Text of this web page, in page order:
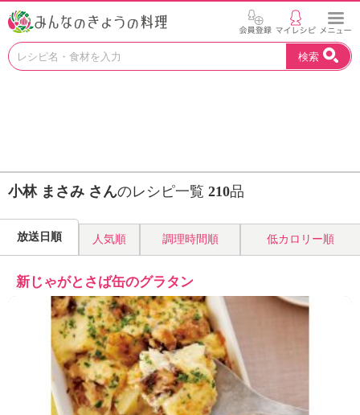
お
見
つ
よ
う
N
H
K
エ
デ
ュ
ケ
ー
検索
小林 まさみ さんのレシピ一覧 210品
放送日順 人気順 調理時間順 低カロリー順
新じゃがとさば缶のグラタン